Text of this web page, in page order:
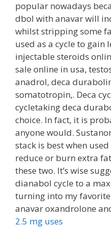
popular nowadays
dbol with anavar will
whilst stripping some
used as a cycle to gain
injectable steroids
sale online in usa,
anadrol, deca
somatotropin,. Deca
cycletaking deca
choice. In fact, it is
anyone would.
stack is best when
reduce or burn extra
these two. It’s wise
dianabol cycle to a
turning into my favorite
anavar oxandrolone
2.5 mg uses